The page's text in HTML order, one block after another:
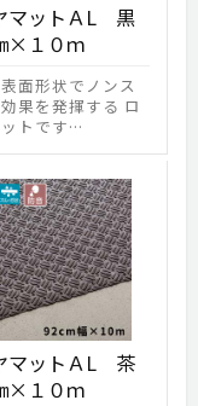
マットＡL 黒
×１０ｍ
面形状でノンス
果を発揮する ロ
トです…
マットＡL 茶
×１０ｍ